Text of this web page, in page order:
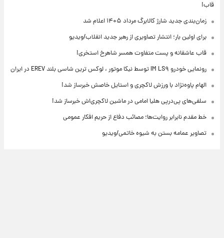
قاب!
زمان‌بندی جدید شارژ کالابرگ مرداد ۱۴۰۵ اعلام شد
برای اولین بار؛ انتشار تصاویری از رهبر جدید انقلاب/ویدیو
قاب عاشقانه و پست متفاوت همسر شاهرخ استخری!
رونمایی خودرو IM LS۹ توسط نیکا موتور ، لوکس ترین شاسی بلند EREV در ایران
الهام پاوه‌نژاد با ورزش لاکچری و استایل خاصش خبرساز شد!
سلفی‌های پی‌درپی هلیا امامی در ماشین لاکچری‌اش خبرساز شد!
خط مقدم نابرابر روایت‌ها؛ مصائب دفاع از حریم افکار عمومی
تصاویر عمامه بستن به شیوه خاتمی/ویدیو